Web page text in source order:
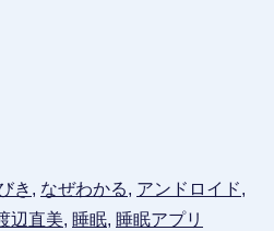
き , なぜわかる, アンドロイド,
辺直美, 睡眠, 睡眠アプリ